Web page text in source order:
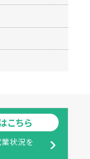
こちら
業状況を